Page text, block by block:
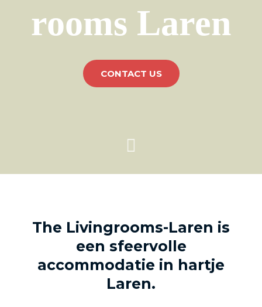
rooms Laren
CONTACT US
The Livingrooms-Laren is
een sfeervolle
accommodatie in hartje
Laren.